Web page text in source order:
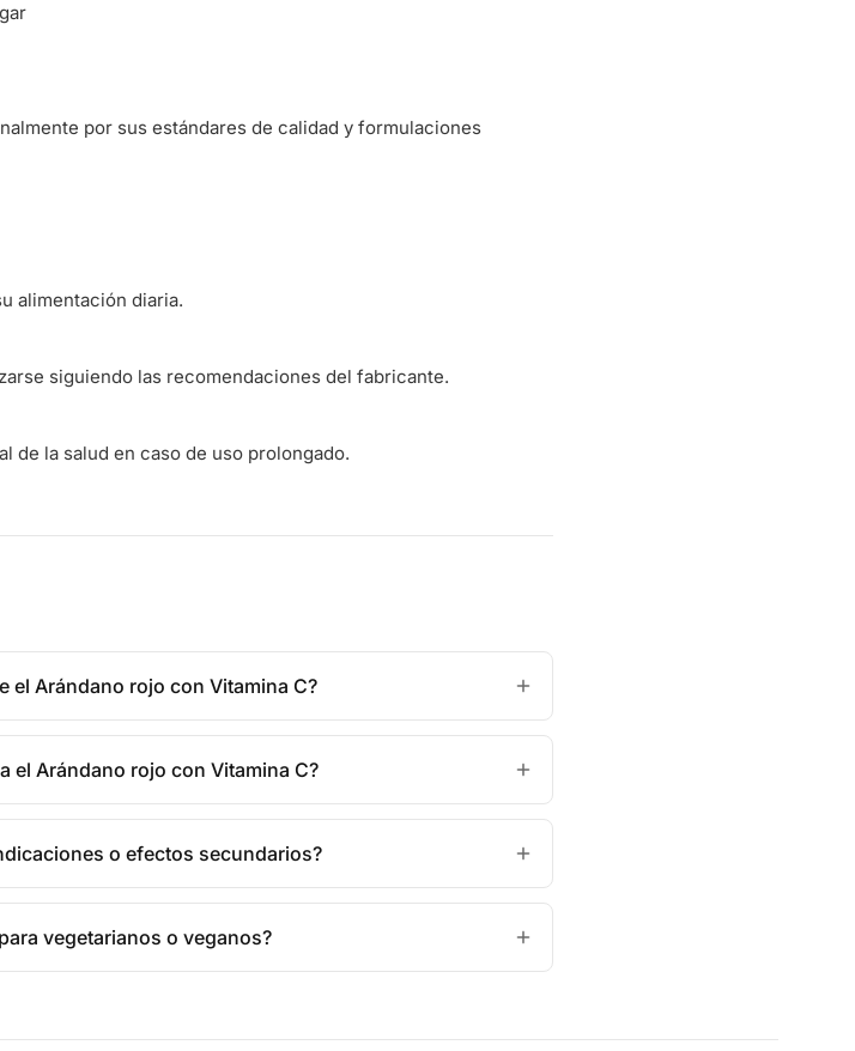
por sus estándares de calidad y formulaciones
alimentación diaria.
siguiendo las recomendaciones del fabricante.
de la salud en caso de uso prolongado.
el Arándano rojo con Vitamina C?
el Arándano rojo con Vitamina C?
o efectos secundarios?
vegetarianos o veganos?